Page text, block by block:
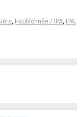
, Houblonnée / IPA, IPA,